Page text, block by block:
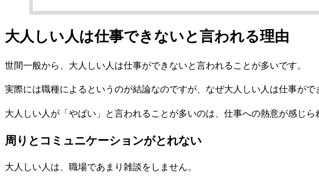
大人しい人は仕事できないと言われる理由
世間一般から、大人しい人は仕事ができないと言われることが多いです。
実際には職種によるというのが結論なのですが、なぜ大人しい人は仕事がで
大人しい人が「やばい」と言われることが多いのは、仕事への熱意が感じら
周りとコミュニケーションがとれない
大人しい人は、職場であまり雑談をしません。